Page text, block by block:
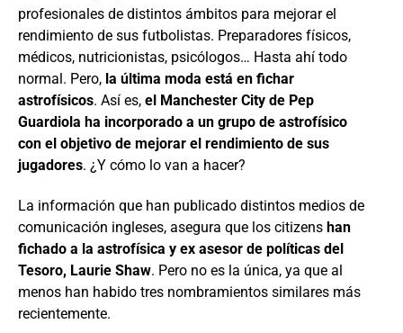
profesionales de distintos ámbitos para mejorar el
rendimiento de sus futbolistas. Preparadores físicos,
médicos, nutricionistas, psicólogos… Hasta ahí todo
normal. Pero, la última moda está en fichar
astrofísicos. Así es, el Manchester City de Pep
Guardiola ha incorporado a un grupo de astrofísico
con el objetivo de mejorar el rendimiento de sus
jugadores. ¿Y cómo lo van a hacer?
La información que han publicado distintos medios de
comunicación ingleses, asegura que los citizens han
fichado a la astrofísica y ex asesor de políticas del
Tesoro, Laurie Shaw. Pero no es la única, ya que al
menos han habido tres nombramientos similares más
recientemente.